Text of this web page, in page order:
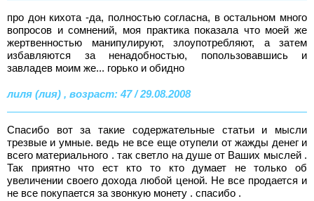
про дон кихота -да, полностью согласна, в остальном много
вопросов и сомнений, моя практика показала что моей же
жертвенностью манипулируют, злоупотребляют, а затем
избавляются за ненадобностью, попользовавшись и
завладев моим же... горько и обидно
лиля (лия) , возраст: 47 / 29.08.2008
Спасибо вот за такие содержательные статьи и мысли
трезвые и умные. ведь не все еще отупели от жажды денег и
всего материального . так светло на душе от Ваших мыслей .
Так приятно что ест кто то кто думает не только об
увеличении своего дохода любой ценой. Не все продается и
не все покупается за звонкую монету . спасибо .